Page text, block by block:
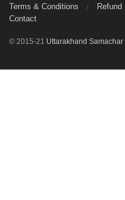
Terms & Conditions
Contact
© 2015-21 Uttarakhand Samachar